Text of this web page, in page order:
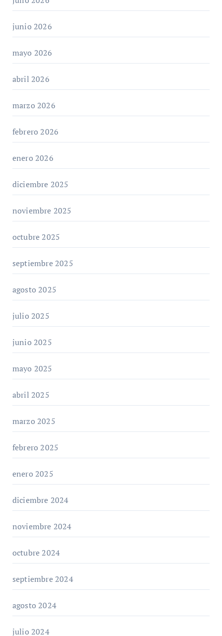
junio 2026
mayo 2026
abril 2026
marzo 2026
febrero 2026
enero 2026
diciembre 2025
noviembre 2025
octubre 2025
septiembre 2025
agosto 2025
julio 2025
junio 2025
mayo 2025
abril 2025
marzo 2025
febrero 2025
enero 2025
diciembre 2024
noviembre 2024
octubre 2024
septiembre 2024
agosto 2024
julio 2024